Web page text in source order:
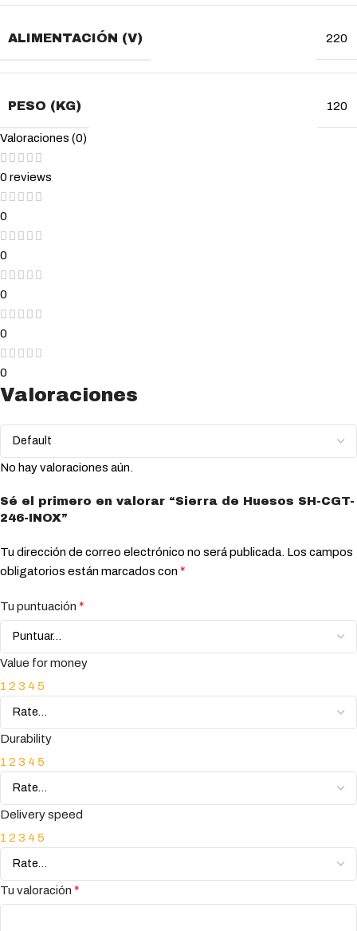
ALIMENTACIÓN (V) 220
PESO (KG) 120
Valoraciones (0)
0 reviews
0
0
0
0
0
Valoraciones
No hay valoraciones aún.
Sé el primero en valorar “Sierra de Huesos SH-CGT-
246-INOX”
Tu dirección de correo electrónico no será publicada. Los campos
obligatorios están marcados con *
Tu puntuación *
Value for money
1 2 3 4 5
Durability
1 2 3 4 5
Delivery speed
1 2 3 4 5
Tu valoración *